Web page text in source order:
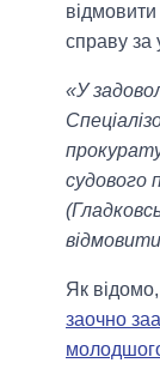
справу за
«У
судового
Як відомо,
заочно